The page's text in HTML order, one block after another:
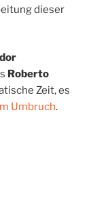
dieser
Roberto
Zeit, es
Umbruch.